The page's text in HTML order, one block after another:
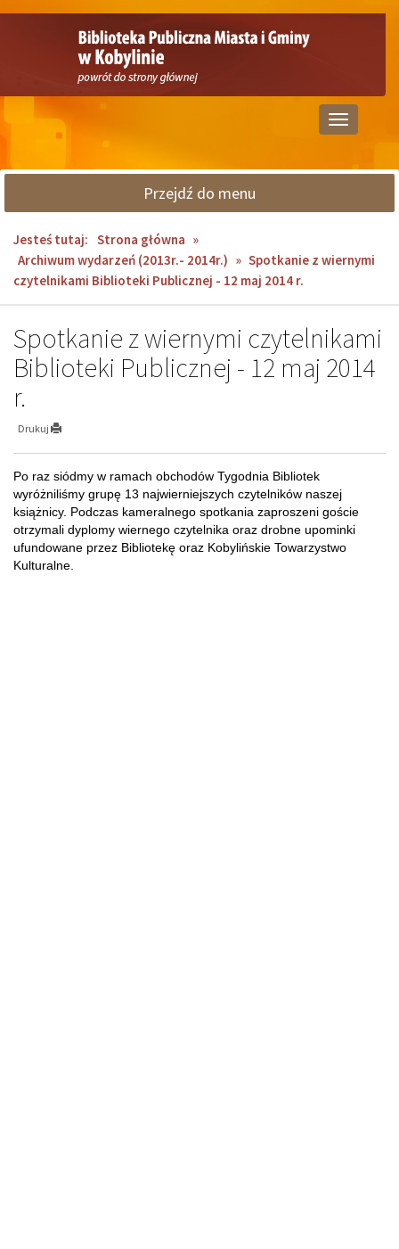
Przełącz
nawigację
Przejdź do menu
Jesteś tutaj: Strona główna »
Archiwum wydarzeń (2013r.- 2014r.) » Spotkanie z wiernymi
czytelnikami Biblioteki Publicznej - 12 maj 2014 r.
Spotkanie z wiernymi czytelnikami
Biblioteki Publicznej - 12 maj 2014
r.
Drukuj
Po raz siódmy w ramach obchodów Tygodnia Bibliotek
wyróżniliśmy grupę 13 najwierniejszych czytelników naszej
książnicy. Podczas kameralnego spotkania zaproszeni goście
otrzymali dyplomy wiernego czytelnika oraz drobne upominki
ufundowane przez Bibliotekę oraz Kobylińskie Towarzystwo
Kulturalne.